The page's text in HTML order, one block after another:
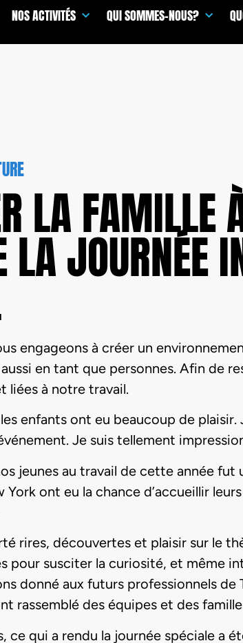
NOS ACTIVITÉS QUI SOMMES-NOUS?
LA FAMILLE
LA JOURNÉE
engageons à créer un
en tant que personnes. Afin de
liées à notre travail.
enfants ont eu beaucoup de
Je suis tellement
jeunes au travail de cette année
ont eu la chance d’accueillir
rires, découvertes et plaisir sur le
pour susciter la curiosité, et même
donné aux futurs professionnels
rassemblé des équipes et des
ce qui a rendu la journée spéciale a